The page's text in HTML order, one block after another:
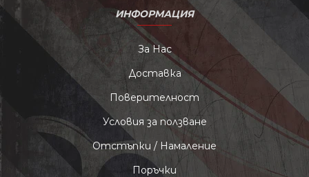
ИНФОРМАЦИЯ
За Нас
Доставка
Поверителност
Условия за ползване
Отстъпки / Намаление
Поръчки